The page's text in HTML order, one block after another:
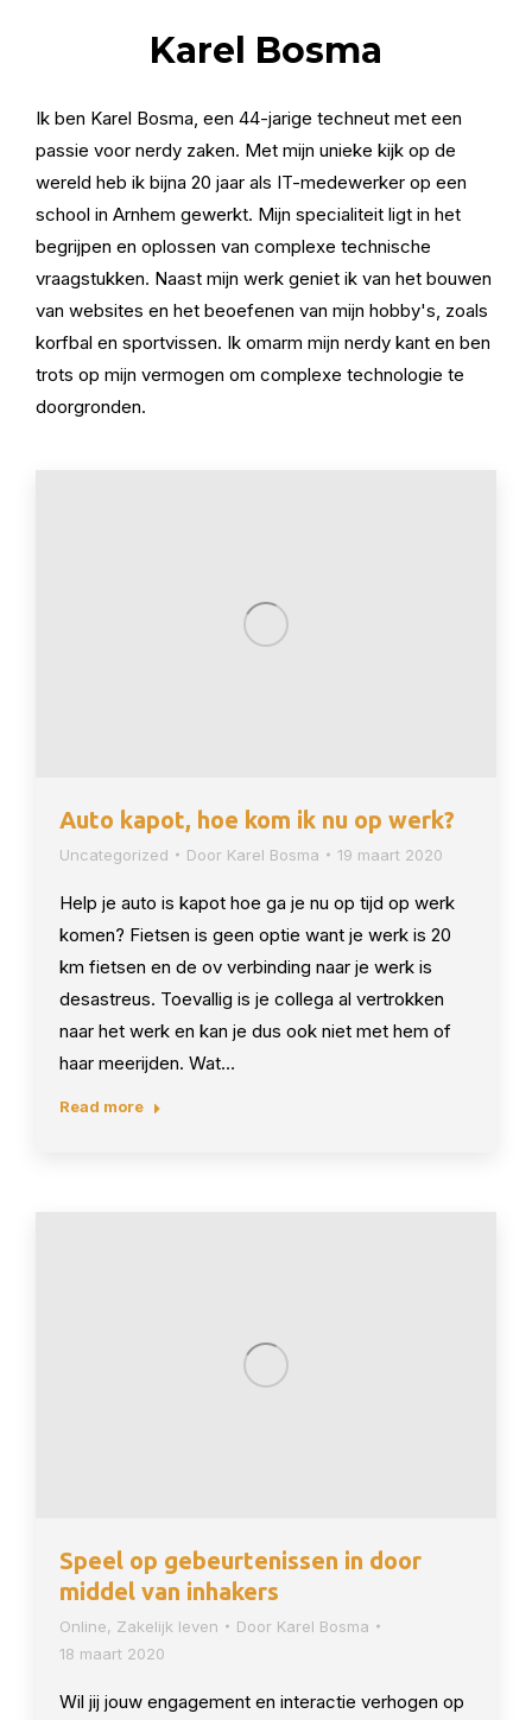
Karel Bosma
Ik ben Karel Bosma, een 44-jarige techneut met een
passie voor nerdy zaken. Met mijn unieke kijk op de
wereld heb ik bijna 20 jaar als IT-medewerker op een
school in Arnhem gewerkt. Mijn specialiteit ligt in het
begrijpen en oplossen van complexe technische
vraagstukken. Naast mijn werk geniet ik van het bouwen
van websites en het beoefenen van mijn hobby's, zoals
korfbal en sportvissen. Ik omarm mijn nerdy kant en ben
trots op mijn vermogen om complexe technologie te
doorgronden.
Auto kapot, hoe kom ik nu op werk?
Uncategorized Door Karel Bosma 19 maart 2020
Help je auto is kapot hoe ga je nu op tijd op werk
komen? Fietsen is geen optie want je werk is 20
km fietsen en de ov verbinding naar je werk is
desastreus. Toevallig is je collega al vertrokken
naar het werk en kan je dus ook niet met hem of
haar meerijden. Wat…
Read more
Speel op gebeurtenissen in door
middel van inhakers
Online, Zakelijk leven Door Karel Bosma
18 maart 2020
Wil jij jouw engagement en interactie verhogen op